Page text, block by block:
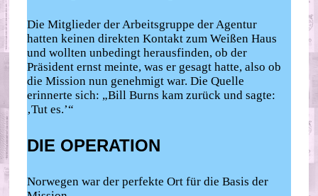
Die Mitglieder der Arbeitsgruppe der Agentur
hatten keinen direkten Kontakt zum Weißen Haus
und wollten unbedingt herausfinden, ob der
Präsident ernst meinte, was er gesagt hatte, also ob
die Mission nun genehmigt war. Die Quelle
erinnerte sich: „Bill Burns kam zurück und sagte:
‚Tut es.’“
DIE OPERATION
Norwegen war der perfekte Ort für die Basis der